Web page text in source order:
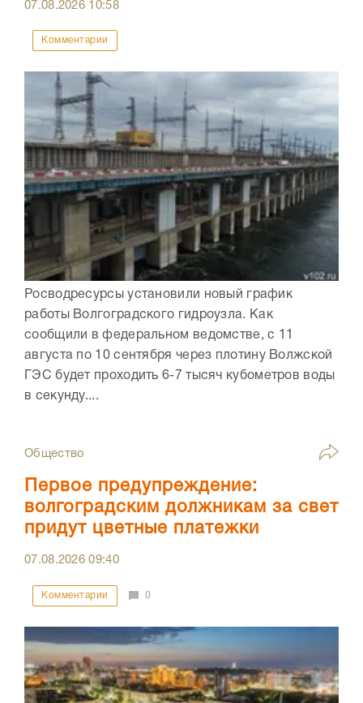
07.08.2026 10:58
Комментарии
Росводресурсы установили новый график
работы Волгоградского гидроузла. Как
сообщили в федеральном ведомстве, с 11
августа по 10 сентября через плотину Волжской
ГЭС будет проходить 6-7 тысяч кубометров воды
в секунду....
Общество
Первое предупреждение:
волгоградским должникам за свет
придут цветные платежки
07.08.202609:40
Комментарии 0